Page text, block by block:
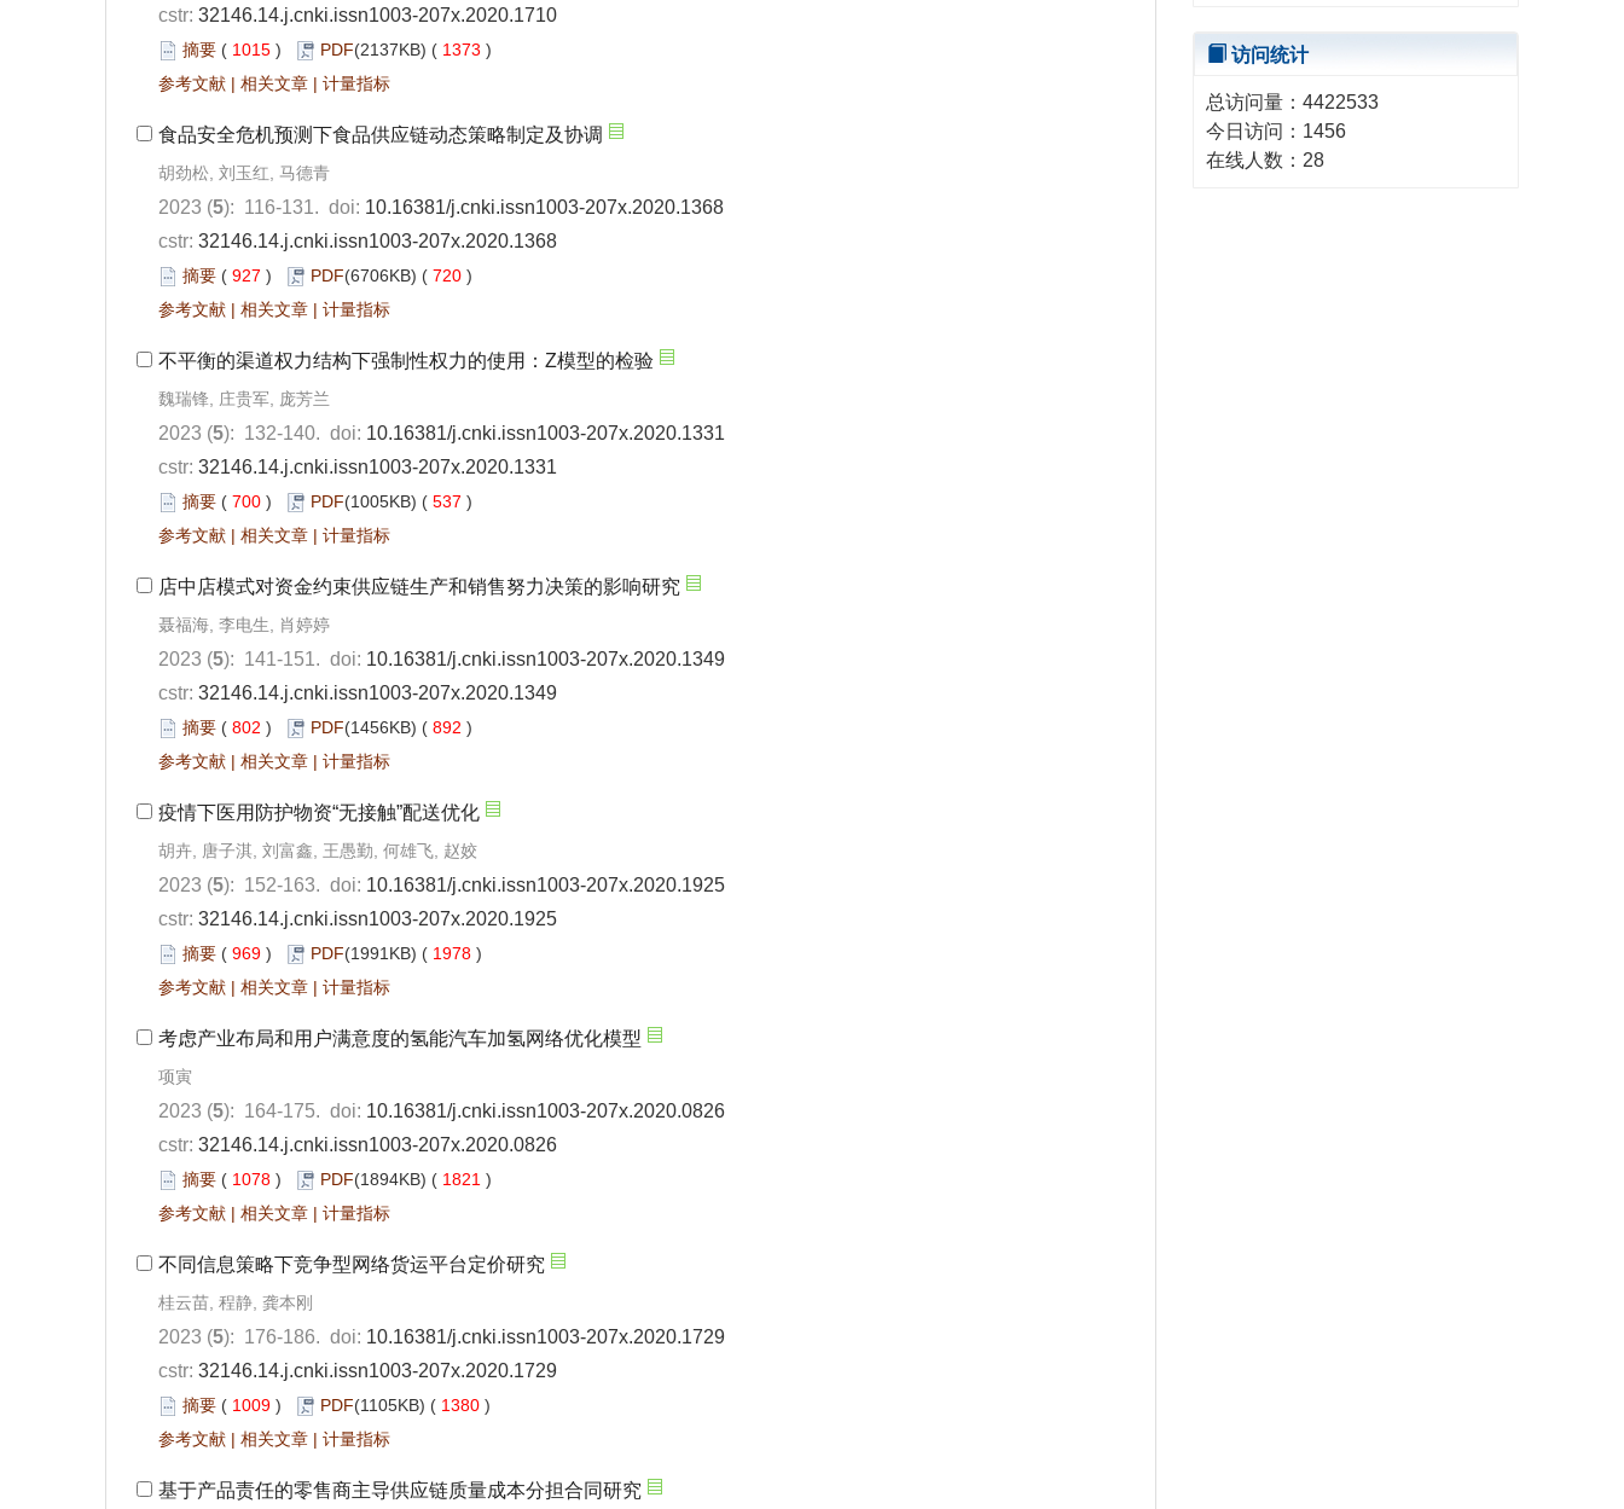
cstr: 32146.14.j.cnki.issn1003-207x.2020.1710
摘要 ( 1015 ) PDF(2137KB) ( 1373 )
参考文献 | 相关文章 | 计量指标
食品安全危机预测下食品供应链动态策略制定及协调
胡劲松, 刘玉红, 马德青
2023 (5): 116-131. doi: 10.16381/j.cnki.issn1003-207x.2020.1368
cstr: 32146.14.j.cnki.issn1003-207x.2020.1368
摘要 ( 927 ) PDF(6706KB) ( 720 )
参考文献 | 相关文章 | 计量指标
不平衡的渠道权力结构下强制性权力的使用：Z模型的检验
魏瑞锋, 庄贵军, 庞芳兰
2023 (5): 132-140. doi: 10.16381/j.cnki.issn1003-207x.2020.1331
cstr: 32146.14.j.cnki.issn1003-207x.2020.1331
摘要 ( 700 ) PDF(1005KB) ( 537 )
参考文献 | 相关文章 | 计量指标
店中店模式对资金约束供应链生产和销售努力决策的影响研究
聂福海, 李电生, 肖婷婷
2023 (5): 141-151. doi: 10.16381/j.cnki.issn1003-207x.2020.1349
cstr: 32146.14.j.cnki.issn1003-207x.2020.1349
摘要 ( 802 ) PDF(1456KB) ( 892 )
参考文献 | 相关文章 | 计量指标
疫情下医用防护物资“无接触”配送优化
胡卉, 唐子淇, 刘富鑫, 王愚勤, 何雄飞, 赵姣
2023 (5): 152-163. doi: 10.16381/j.cnki.issn1003-207x.2020.1925
cstr: 32146.14.j.cnki.issn1003-207x.2020.1925
摘要 ( 969 ) PDF(1991KB) ( 1978 )
参考文献 | 相关文章 | 计量指标
考虑产业布局和用户满意度的氢能汽车加氢网络优化模型
项寅
2023 (5): 164-175. doi: 10.16381/j.cnki.issn1003-207x.2020.0826
cstr: 32146.14.j.cnki.issn1003-207x.2020.0826
摘要 ( 1078 ) PDF(1894KB) ( 1821 )
参考文献 | 相关文章 | 计量指标
不同信息策略下竞争型网络货运平台定价研究
桂云苗, 程静, 龚本刚
2023 (5): 176-186. doi: 10.16381/j.cnki.issn1003-207x.2020.1729
cstr: 32146.14.j.cnki.issn1003-207x.2020.1729
摘要 ( 1009 ) PDF(1105KB) ( 1380 )
参考文献 | 相关文章 | 计量指标
基于产品责任的零售商主导供应链质量成本分担合同研究
访问统计
总访问量： 4422533
今日访问： 1456
在线人数： 28